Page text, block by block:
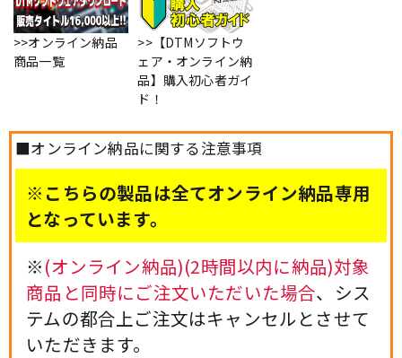
>>オンライン納品
商品一覧
>>【DTMソフトウ
ェア・オンライン納
品】購入初心者ガイ
ド！
■オンライン納品に関する注意事項
※こちらの製品は全てオンライン納品専用
となっています。
※(オンライン納品)(2時間以内に納品)対象
商品と同時にご注文いただいた場合、シス
テムの都合上ご注文はキャンセルとさせて
いただきます。